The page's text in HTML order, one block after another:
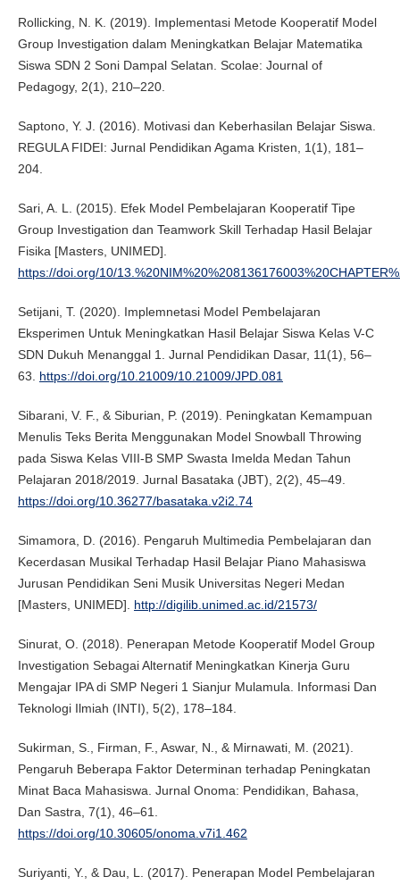
Rollicking, N. K. (2019). Implementasi Metode Kooperatif Model
Group Investigation dalam Meningkatkan Belajar Matematika
Siswa SDN 2 Soni Dampal Selatan. Scolae: Journal of
Pedagogy, 2(1), 210–220.
Saptono, Y. J. (2016). Motivasi dan Keberhasilan Belajar Siswa.
REGULA FIDEI: Jurnal Pendidikan Agama Kristen, 1(1), 181–
204.
Sari, A. L. (2015). Efek Model Pembelajaran Kooperatif Tipe
Group Investigation dan Teamwork Skill Terhadap Hasil Belajar
Fisika [Masters, UNIMED].
https://doi.org/10/
Setijani, T. (2020). Implemnetasi Model Pembelajaran
Eksperimen Untuk Meningkatkan Hasil Belajar Siswa Kelas V-C
SDN Dukuh Menanggal 1. Jurnal Pendidikan Dasar, 11(1), 56–
63. https://doi.org/10.21009/10.21009/JPD.081
Sibarani, V. F., & Siburian, P. (2019). Peningkatan Kemampuan
Menulis Teks Berita Menggunakan Model Snowball Throwing
pada Siswa Kelas VIII-B SMP Swasta Imelda Medan Tahun
Pelajaran 2018/2019. Jurnal Basataka (JBT), 2(2), 45–49.
https://doi.org/10.36277/basataka.v2i2.74
Simamora, D. (2016). Pengaruh Multimedia Pembelajaran dan
Kecerdasan Musikal Terhadap Hasil Belajar Piano Mahasiswa
Jurusan Pendidikan Seni Musik Universitas Negeri Medan
[Masters, UNIMED]. http://digilib.unimed.ac.id/21573/
Sinurat, O. (2018). Penerapan Metode Kooperatif Model Group
Investigation Sebagai Alternatif Meningkatkan Kinerja Guru
Mengajar IPA di SMP Negeri 1 Sianjur Mulamula. Informasi Dan
Teknologi Ilmiah (INTI), 5(2), 178–184.
Sukirman, S., Firman, F., Aswar, N., & Mirnawati, M. (2021).
Pengaruh Beberapa Faktor Determinan terhadap Peningkatan
Minat Baca Mahasiswa. Jurnal Onoma: Pendidikan, Bahasa,
Dan Sastra, 7(1), 46–61.
https://doi.org/10.30605/onoma.v7i1.462
Suriyanti, Y., & Dau, L. (2017). Penerapan Model Pembelajaran